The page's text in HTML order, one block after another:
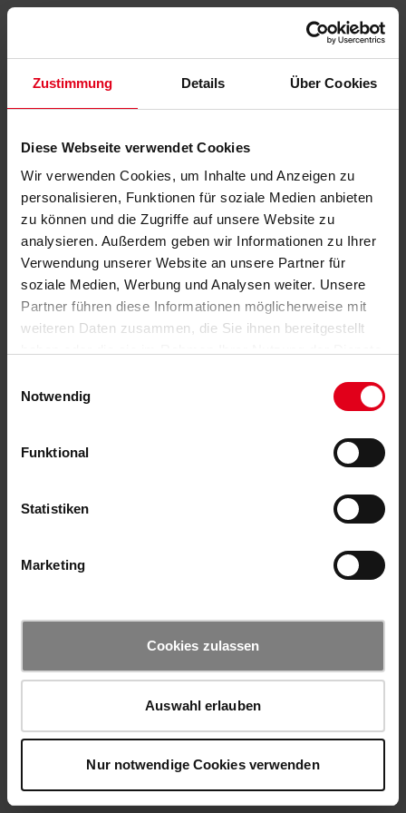
Zustimmung Details Über Cookies
Diese Webseite verwendet Cookies
Wir verwenden Cookies, um Inhalte und Anzeigen zu
personalisieren, Funktionen für soziale Medien anbieten
zu können und die Zugriffe auf unsere Website zu
analysieren. Außerdem geben wir Informationen zu Ihrer
Verwendung unserer Website an unsere Partner für
soziale Medien, Werbung und Analysen weiter. Unsere
Partner führen diese Informationen möglicherweise mit
weiteren Daten zusammen, die Sie ihnen bereitgestellt
Notwendig
Funktional
Statistiken
Marketing
Cookies zulassen
Auswahl erlauben
Nur notwendige Cookies verwenden